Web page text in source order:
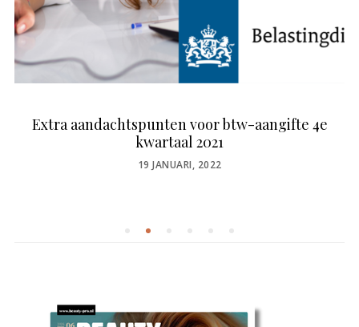
Extra aandachtspunten voor btw-aangifte 4e
kwartaal 2021
POSTED
19 JANUARI, 2022